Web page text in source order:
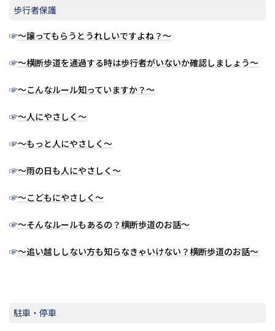
歩行者保護
☞～譲ってもらうとうれしいですよね？～
☞～横断歩道を通過する時は歩行者がいないか確認しましょう～
☞～こんなルール知っていますか？～
☞～人にやさしく～
☞～もっと人にやさしく～
☞～雨の日も人にやさしく～
☞～こどもにやさしく～
☞～そんなルールもあるの？横断歩道のお話～
☞～追い越ししない方も知らなきゃいけない？横断歩道のお話～
駐車・停車